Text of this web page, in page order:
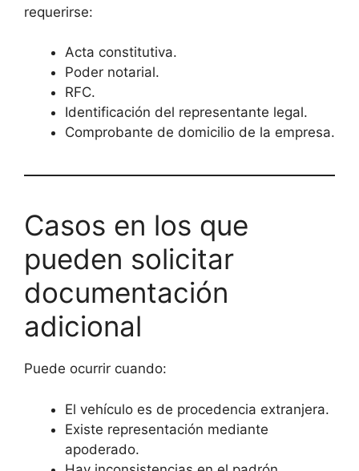
requerirse:
Acta constitutiva.
Poder notarial.
RFC.
Identificación del representante legal.
Comprobante de domicilio de la empresa.
Casos en los que
pueden solicitar
documentación
adicional
Puede ocurrir cuando:
El vehículo es de procedencia extranjera.
Existe representación mediante
apoderado.